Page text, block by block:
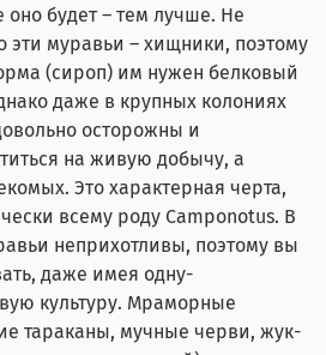
будет – тем лучше. Не
эти муравьи – хищники, поэтому
(сироп) им нужен белковый
даже в крупных колониях
осторожны и
на живую добычу, а
Это характерная черта,
всему роду Camponotus. В
неприхотливы, поэтому вы
даже имея одну-
культуру. Мраморные
тараканы, мучные черви, жук-